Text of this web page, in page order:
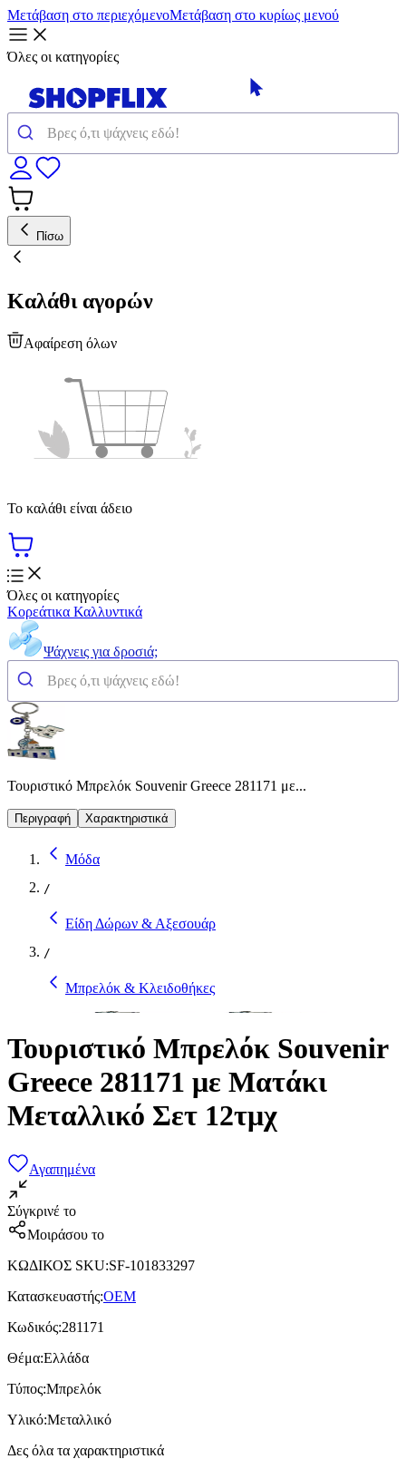
Μετάβαση στο περιεχόμενοΜετάβαση στο κυρίως μενού
Όλες οι κατηγορίες
Πίσω
Καλάθι αγορών
Αφαίρεση όλων
Το καλάθι είναι άδειο
Όλες οι κατηγορίες
Κορεάτικα Καλλυντικά
Ψάχνεις για δροσιά;
Τουριστικό Μπρελόκ Souvenir Greece 281171 με...
Περιγραφή Χαρακτηριστικά
Μόδα
/
Είδη Δώρων & Αξεσουάρ
/
Μπρελόκ & Κλειδοθήκες
Τουριστικό Μπρελόκ Souvenir
Greece 281171 με Ματάκι
Μεταλλικό Σετ 12τμχ
Αγαπημένα
Σύγκρινέ το
Μοιράσου το
ΚΩΔΙΚΟΣ SKU:SF-101833297
Κατασκευαστής:OEM
Κωδικός:281171
Θέμα:Ελλάδα
Τύπος:Μπρελόκ
Υλικό:Μεταλλικό
Δες όλα τα χαρακτηριστικά